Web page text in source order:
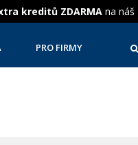
kreditů ZDARMA na náš
PRO FIRMY